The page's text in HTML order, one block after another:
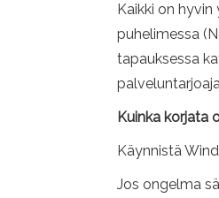
Kaikki on
puhelimessa
tapauksessa
Kuinka korjata
Käynnistä
Jos ongelma